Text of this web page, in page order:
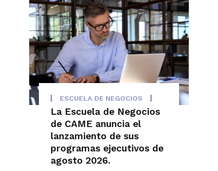
ESCUELA DE NEGOCIOS
La Escuela de Negocios
de CAME anuncia el
lanzamiento de sus
programas ejecutivos de
agosto 2026.